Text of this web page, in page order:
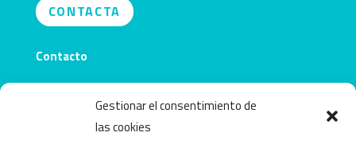
Gestionar el consentimiento de
las cookies
CONTACTA
Contacto
info@obecentro.com